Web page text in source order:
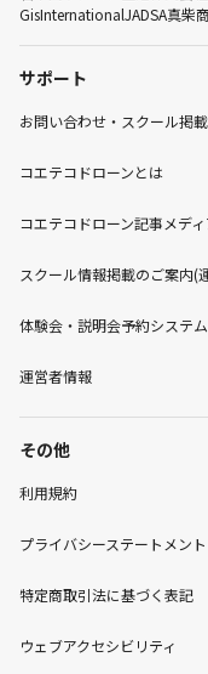
GisInternationalJADSA真柴
サポート
お問い合わせ・スクール掲
コエテコドローンとは
コエテコドローン記事メデ
スクール情報掲載のご案内(
体験会・説明会予約システム
運営者情報
その他
利用規約
プライバシーステートメント
特定商取引法に基づく表記
ウェブアクセシビリティ